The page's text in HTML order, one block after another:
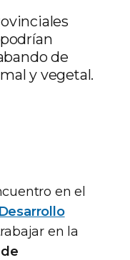
de
y vegetal.
en el
en la